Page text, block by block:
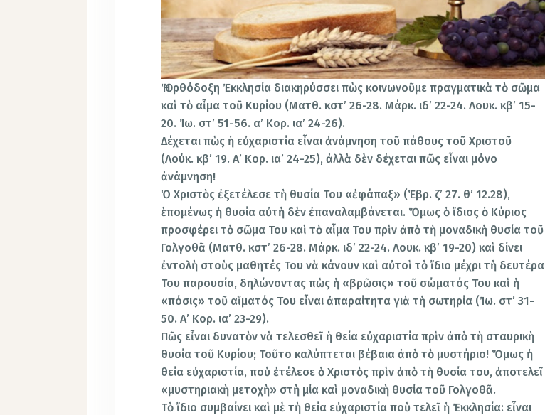
Ἡ Ὀρθόδοξη Ἐκκλησία διακηρύσσει πὼς κοινωνοῦμε πραγματικὰ τὸ σῶμα
καὶ τὸ αἷμα τοῦ Κυρίου (Ματθ. κστ’ 26-28. Μάρκ. ιδ’ 22-24. Λουκ. κβ’ 15-
20. Ἰω. στ’ 51-56. α’ Κορ. ια’ 24-26).
Δέχεται πὼς ἡ εὐχαριστία εἶναι ἀνάμνηση τοῦ πάθους τοῦ Χριστοῦ
(Λούκ. κβ’ 19. Α’ Κορ. ια’ 24-25), ἀλλὰ δὲν δέχεται πῶς εἶναι μόνο
ἀνάμνηση!
Ὁ Χριστὸς ἐξετέλεσε τὴ θυσία Του «ἐφάπαξ» (Ἑβρ. ζ’ 27. θ’ 12.28),
ἑπομένως ἡ θυσία αὐτὴ δὲν ἐπαναλαμβάνεται. Ὅμως ὁ ἴδιος ὁ Κύριος
προσφέρει τὸ σῶμα Του καὶ τὸ αἷμα Του πρὶν ἀπὸ τὴ μοναδικὴ θυσία τοῦ
Γολγοθᾶ (Ματθ. κστ’ 26-28. Μάρκ. ιδ’ 22-24. Λουκ. κβ’ 19-20) καὶ δίνει
ἐvτoλὴ στοὺς μαθητές Του νὰ κάνουν καὶ αὐτοὶ τὸ ἴδιο μέχρι τὴ δευτέρα
Του παρουσία, δηλώνovτας πὼς ἡ «βρῶσις» τοῦ σώματός Του καὶ ἡ
«πόσις» τοῦ αἵματός Του εἶναι ἀπαραίτητα γιὰ τὴ σωτηρία (Ἰω. στ’ 31-
50. Α’ Κορ. ια’ 23-29).
Πῶς εἶναι δυνατὸν νὰ τελεσθεῖ ἡ θεία εὐχαριστία πρὶν ἀπὸ τὴ σταυρικὴ
θυσία τοῦ Κυρίου; Τοῦτο καλύπτεται βέβαια ἀπὸ τὸ μυστήριο! Ὅμως ἡ
θεία εὐχαριστία, ποὺ ἐτέλεσε ὁ Χριστὸς πρὶν ἀπὸ τὴ θυσία του, ἀποτελεῖ
«μυστηριακὴ μετοχὴ» στὴ μία καὶ μοναδικὴ θυσία τοῦ Γολγοθᾶ.
Τὸ ἴδιο συμβαίνει καὶ μὲ τὴ θεία εὐχαριστία ποὺ τελεῖ ἡ Ἐκκλησία: εἶναι